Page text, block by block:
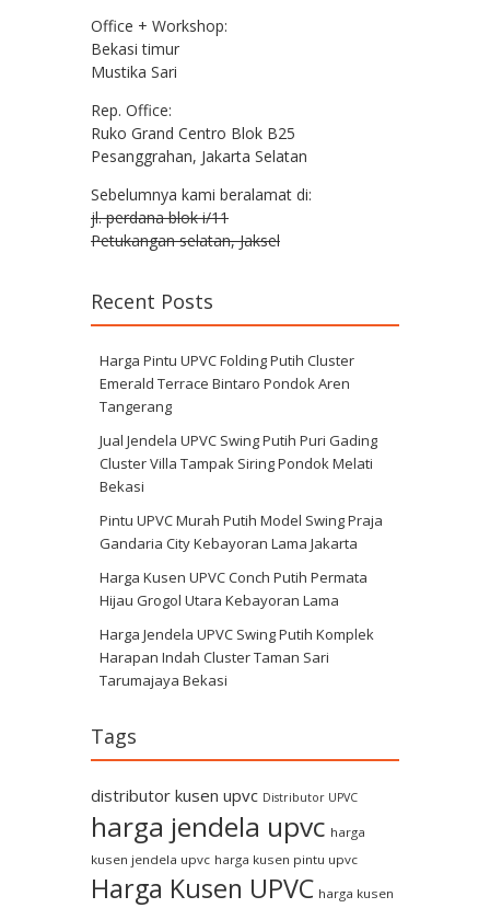
Office + Workshop:
Bekasi timur
Mustika Sari
Rep. Office:
Ruko Grand Centro Blok B25
Pesanggrahan, Jakarta Selatan
Sebelumnya kami beralamat di:
jl. perdana blok i/11
Petukangan selatan, Jaksel
Recent Posts
Harga Pintu UPVC Folding Putih Cluster
Emerald Terrace Bintaro Pondok Aren
Tangerang
Jual Jendela UPVC Swing Putih Puri Gading
Cluster Villa Tampak Siring Pondok Melati
Bekasi
Pintu UPVC Murah Putih Model Swing Praja
Gandaria City Kebayoran Lama Jakarta
Harga Kusen UPVC Conch Putih Permata
Hijau Grogol Utara Kebayoran Lama
Harga Jendela UPVC Swing Putih Komplek
Harapan Indah Cluster Taman Sari
Tarumajaya Bekasi
Tags
distributor kusen upvc Distributor UPVC
harga jendela upvc harga
kusen jendela upvc harga kusen pintu upvc
Harga Kusen UPVC harga kusen